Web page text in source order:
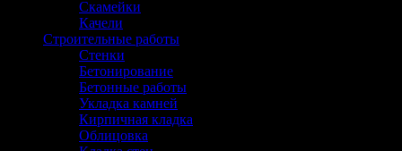
Скамейки
Качели
Строительные работы
Стенки
Бетонирование
Бетонные работы
Укладка камней
Кирпичная кладка
Облицовка